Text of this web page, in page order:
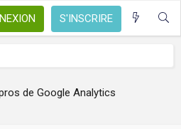
S'INSCRIRE
de Google Analytics